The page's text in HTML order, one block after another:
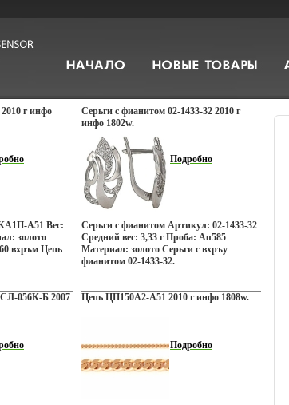
г инфо
А51 Вес:
золото
вхръм Цепь
056К-Б 2007
Серьги с фианитом 02-1433-32 2010 г
инфо 1802w.
Подробно
Серьги с фианитом Артикул: 02-1433-32
Средний вес: 3,33 г Проба: Au585
Материал: золото Серьги с вхръу
фианитом 02-1433-32.
Цепь ЦП150А2-А51 2010 г инфо 1808w.
Подробно